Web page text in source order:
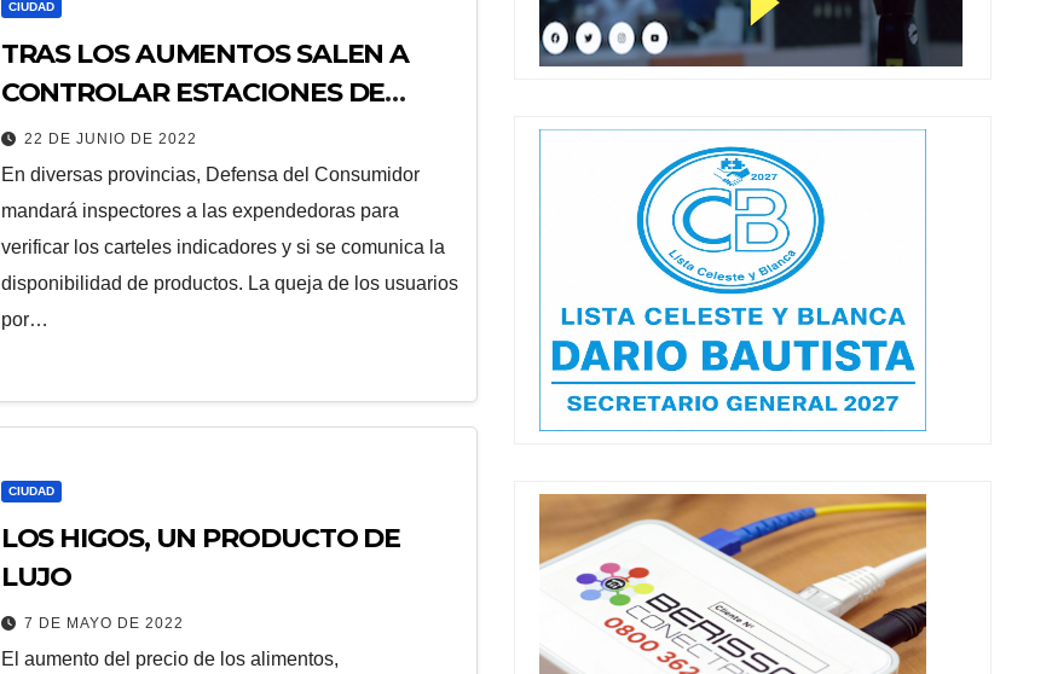
CIUDAD
TRAS LOS AUMENTOS SALEN A
CONTROLAR ESTACIONES DE
SERVICIO
22 DE JUNIO DE 2022
En diversas provincias, Defensa del Consumidor
mandará inspectores a las expendedoras para
verificar los carteles indicadores y si se comunica la
disponibilidad de productos. La queja de los usuarios
por…
CIUDAD
LOS HIGOS, UN PRODUCTO DE
LUJO
7 DE MAYO DE 2022
El aumento del precio de los alimentos,